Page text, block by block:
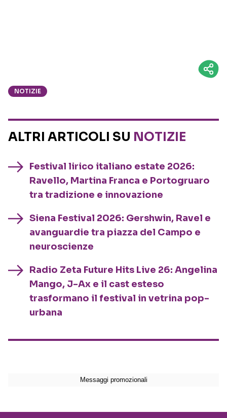
NOTIZIE
ALTRI ARTICOLI SU NOTIZIE
Festival lirico italiano estate 2026:
Ravello, Martina Franca e Portogruaro
tra tradizione e innovazione
Siena Festival 2026: Gershwin, Ravel e
avanguardie tra piazza del Campo e
neuroscienze
Radio Zeta Future Hits Live 26: Angelina
Mango, J-Ax e il cast esteso
trasformano il festival in vetrina pop-
urbana